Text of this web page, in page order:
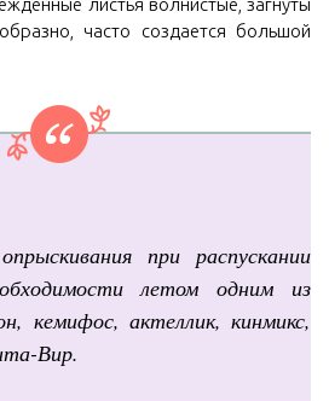
часто создается большой
при распускании
летом одним из
кемифос, актеллик, кинмикс,
Вир.